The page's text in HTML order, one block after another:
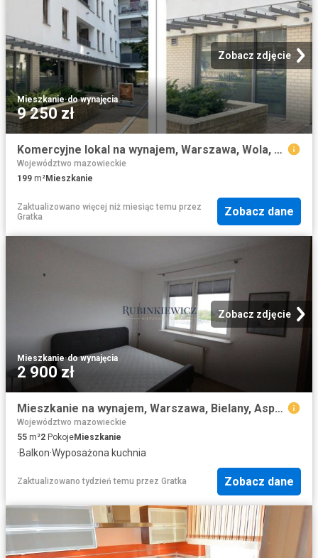
Zobacz zdjęcie
Mieszkanie·do wynajęcia
9 250 zł
Komercyjne lokal na wynajem, Warszawa, Wola, Jana Kazimierza
Województwo mazowieckie
199 m²Mieszkanie
Zaktualizowano więcej niż miesiąc temu przez
Gratka
Zobacz dane
Zobacz zdjęcie
Mieszkanie·do wynajęcia
2 900 zł
Mieszkanie na wynajem, Warszawa, Bielany, Aspekt
Województwo mazowieckie
55 m²2 PokojeMieszkanie
·Balkon·Wyposażona kuchnia
Zaktualizowano tydzień temu przez Gratka Zobacz dane